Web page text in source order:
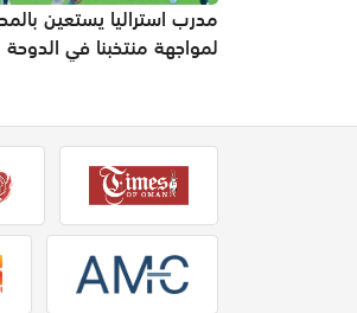
مدرب استراليا يستعين
لمواجهة منتخبنا في الدوحة